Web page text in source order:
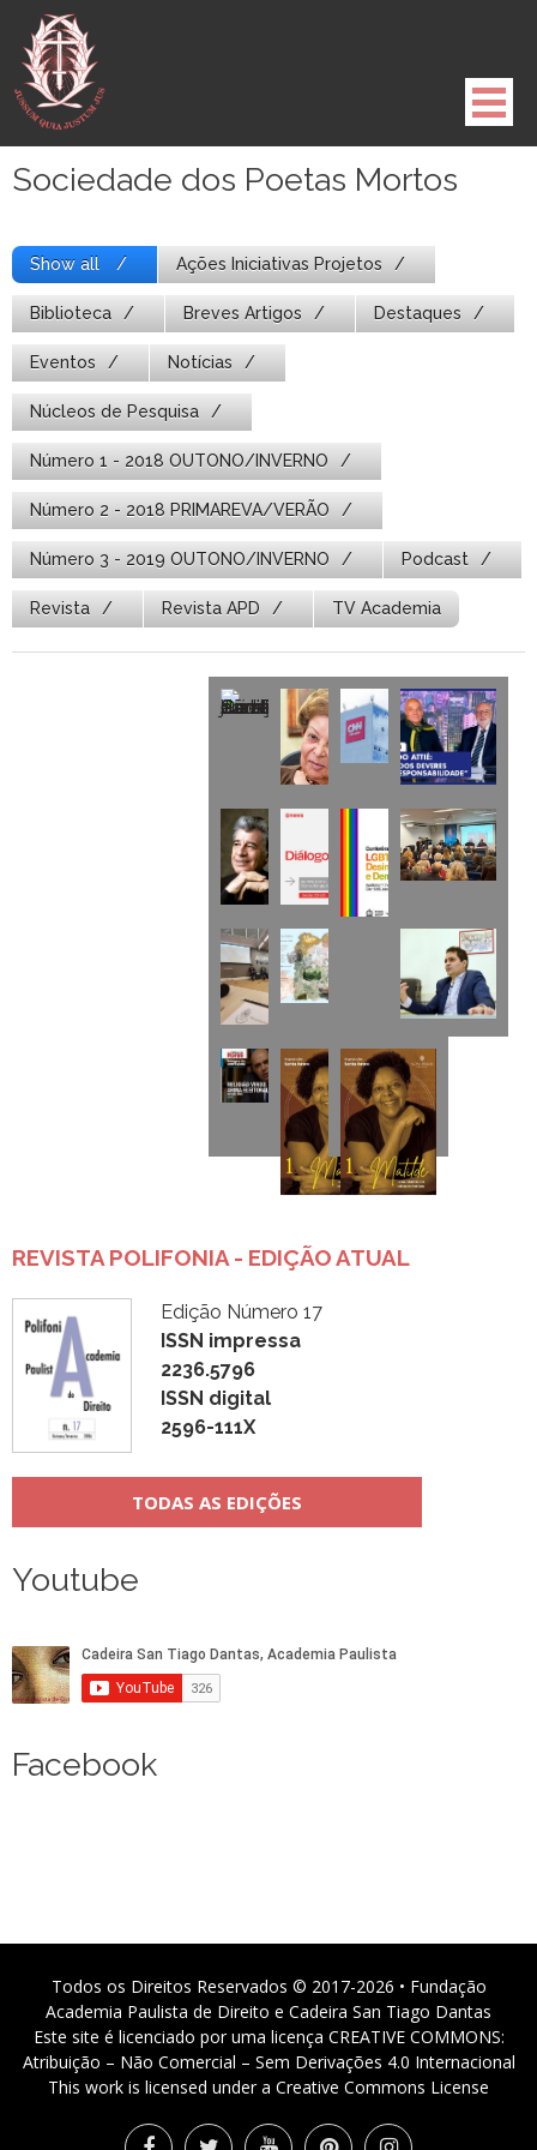
para
conteúdo
Sociedade dos Poetas Mortos
Show all Ações Iniciativas Projetos
Biblioteca Breves Artigos Destaques
Eventos Notícias
Núcleos de Pesquisa
Número 1 - 2018 OUTONO/INVERNO
Número 2 - 2018 PRIMAREVA/VERÃO
Número 3 - 2019 OUTONO/INVERNO Podcast
Revista Revista APD TV Academia
REVISTA POLIFONIA - EDIÇÃO ATUAL
Edição Número 17
ISSN impressa
2236.5796
ISSN digital
2596-111X
TODAS AS EDIÇÕES
Youtube
Facebook
Todos os Direitos Reservados © 2017-2026 • Fundação
Academia Paulista de Direito e Cadeira San Tiago Dantas
Este site é licenciado por uma licença CREATIVE COMMONS:
Atribuição – Não Comercial – Sem Derivações 4.0 Internacional
This work is licensed under a Creative Commons License